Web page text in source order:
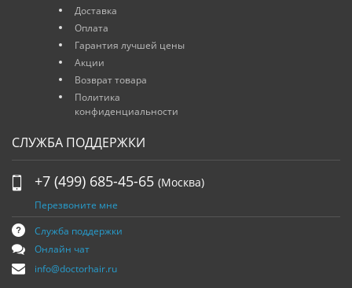
Доставка
Оплата
Гарантия лучшей цены
Акции
Возврат товара
Политика
конфиденциальности
СЛУЖБА ПОДДЕРЖКИ
+7 (499) 685-45-65 (Москва)
Перезвоните мне
Служба поддержки
Онлайн чат
info@doctorhair.ru